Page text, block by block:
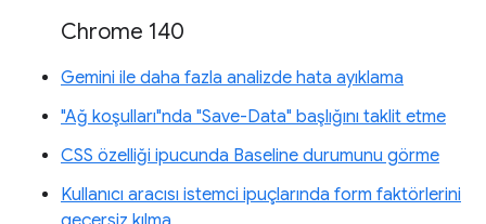
Chrome 140
Gemini ile daha fazla analizde hata ayıklama
"Ağ koşulları"nda "Save-Data" başlığını taklit etme
CSS özelliği ipucunda Baseline durumunu görme
Kullanıcı aracısı istemci ipuçlarında form faktörlerini